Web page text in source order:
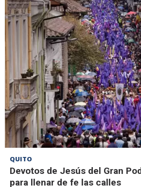
QUITO
Devotos de Jesús del Gran
para llenar de fe las calles